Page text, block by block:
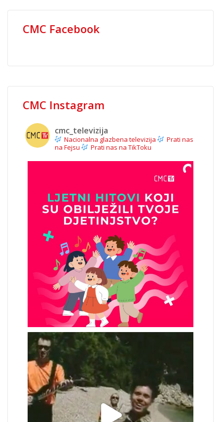
CMC Facebook
CMC Instagram
cmc_televizija
Nacionalna glazbena televizija
Prati nas
na Fejsu
Prati nas na TikToku